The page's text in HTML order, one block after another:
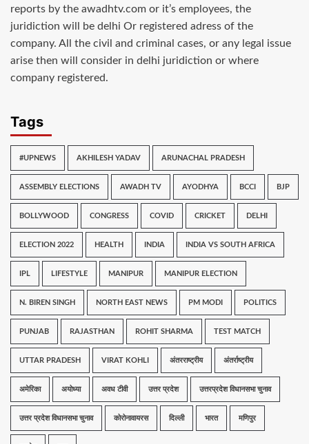
reports by the awadhtv.com or it’s employees, the
juridiction will be delhi Or registered adress of the
company. All the civil and criminal cases, or any legal issue
arise then will consider in delhi juridiction or where
company registered.
Tags
#UPNEWS AKHILESH YADAV ARUNACHAL PRADESH
ASSEMBLY ELECTIONS AWADH TV AYODHYA BCCI BJP
BOLLYWOOD CONGRESS COVID CRICKET DELHI
ELECTION 2022 HEALTH INDIA INDIA VS SOUTH AFRICA
IPL LIFESTYLE MANIPUR MANIPUR ELECTION
N. BIREN SINGH NORTH EAST NEWS PM MODI POLITICS
PUNJAB RAJASTHAN ROHIT SHARMA TEST MATCH
UTTAR PRADESH VIRAT KOHLI अंतरराष्ट्रीय अंतर्राष्ट्रीय
अमेरिका अयोध्या अवध टीवी उत्तर प्रदेश उत्तरप्रदेश विधानसभा चुनाव
उत्तर प्रदेश विधानसभा चुनाव कोरोनावायरस दिल्ली भारत मणिपुर